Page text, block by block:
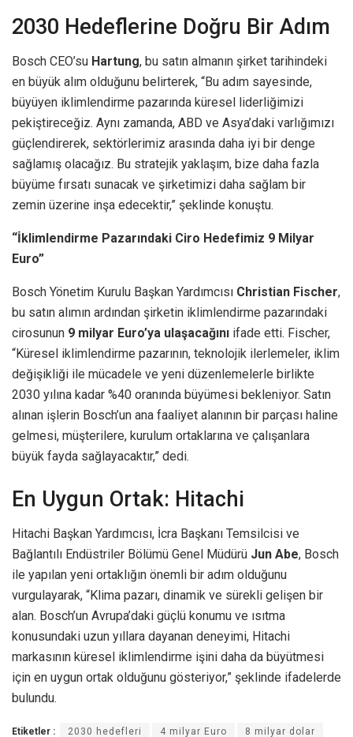
2030 Hedeflerine Doğru Bir Adım
Bosch CEO’su Hartung, bu satın almanın şirket tarihindeki
en büyük alım olduğunu belirterek, “Bu adım sayesinde,
büyüyen iklimlendirme pazarında küresel liderliğimizi
pekiştireceğiz. Aynı zamanda, ABD ve Asya’daki varlığımızı
güçlendirerek, sektörlerimiz arasında daha iyi bir denge
sağlamış olacağız. Bu stratejik yaklaşım, bize daha fazla
büyüme fırsatı sunacak ve şirketimizi daha sağlam bir
zemin üzerine inşa edecektir,” şeklinde konuştu.
“İklimlendirme Pazarındaki Ciro Hedefimiz 9 Milyar
Euro”
Bosch Yönetim Kurulu Başkan Yardımcısı Christian Fischer,
bu satın alımın ardından şirketin iklimlendirme pazarındaki
cirosunun 9 milyar Euro’ya ulaşacağını ifade etti. Fischer,
“Küresel iklimlendirme pazarının, teknolojik ilerlemeler, iklim
değişikliği ile mücadele ve yeni düzenlemelerle birlikte
2030 yılına kadar %40 oranında büyümesi bekleniyor. Satın
alınan işlerin Bosch’un ana faaliyet alanının bir parçası haline
gelmesi, müşterilere, kurulum ortaklarına ve çalışanlara
büyük fayda sağlayacaktır,” dedi.
En Uygun Ortak: Hitachi
Hitachi Başkan Yardımcısı, İcra Başkanı Temsilcisi ve
Bağlantılı Endüstriler Bölümü Genel Müdürü Jun Abe, Bosch
ile yapılan yeni ortaklığın önemli bir adım olduğunu
vurgulayarak, “Klima pazarı, dinamik ve sürekli gelişen bir
alan. Bosch’un Avrupa’daki güçlü konumu ve ısıtma
konusundaki uzun yıllara dayanan deneyimi, Hitachi
markasının küresel iklimlendirme işini daha da büyütmesi
için en uygun ortak olduğunu gösteriyor,” şeklinde ifadelerde
bulundu.
Etiketler : 2030 hedefleri 4 milyar Euro 8 milyar dolar